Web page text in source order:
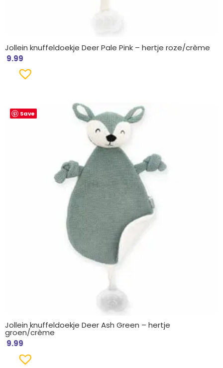
Jollein knuffeldoekje Deer Pale Pink – hertje roze/crème
9.99
Save
Jollein knuffeldoekje Deer Ash Green – hertje
groen/crème
9.99